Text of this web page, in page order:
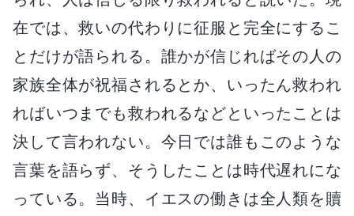
在では、救いの代わりに征服と完全にするこ
とだけが語られる。誰かが信じればその人の
家族全体が祝福されるとか、いったん救われ
ればいつまでも救われるなどといったことは
決して言われない。今日では誰もこのような
言葉を語らず、そうしたことは時代遅れにな
っている。当時、イエスの働きは全人類を贖